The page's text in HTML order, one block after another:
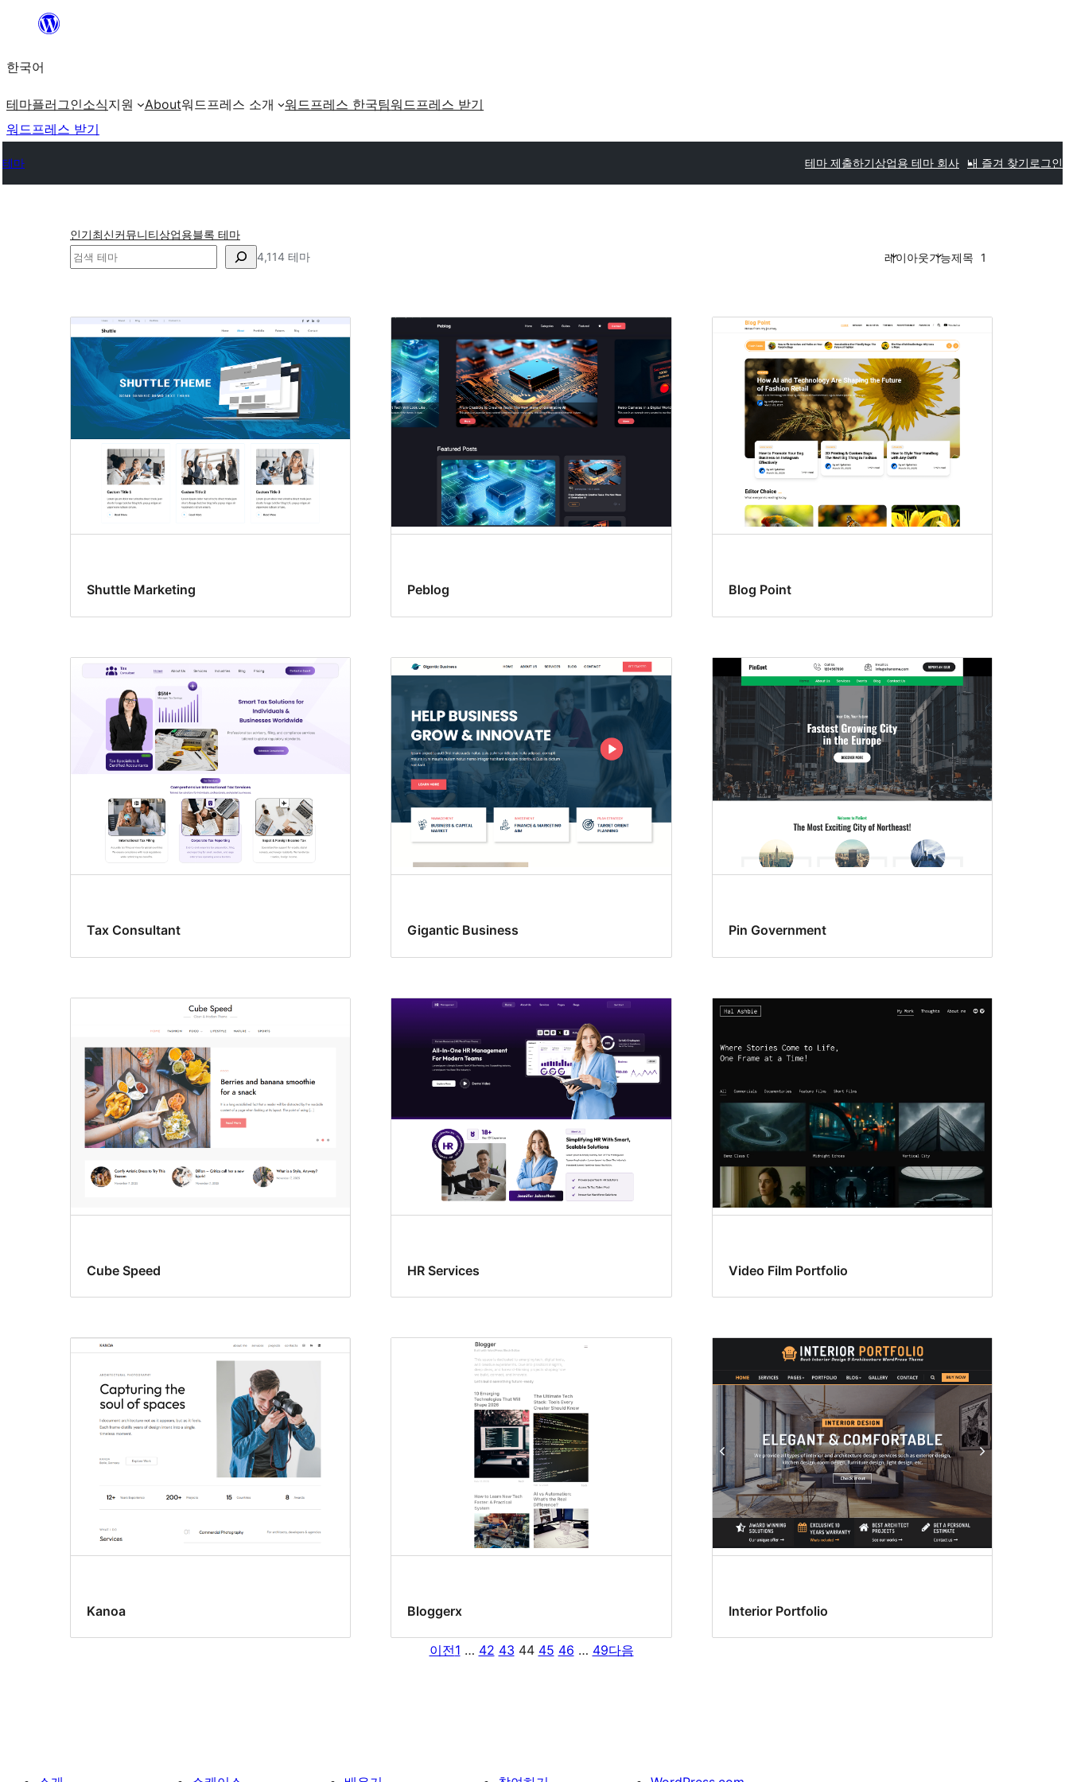
츠
로
로
가
한국어
테마플러그인소식지원 About워드프레스 소개 워드프레스 한국팀워드프레스 받기
워드프레스 받기
테마 테마 제출하기상업용 테마 회사 내 즐겨 찾기 로그인
인기최신커뮤니티상업용블록 테마
검
4,114 테마 레이아웃기능제목 1
트
폴
오
Shuttle Marketing Peblog Blog Point
Tax Consultant Gigantic Business Pin Government
Cube Speed HR Services Video Film Portfolio
Kanoa Bloggerx Interior Portfolio
이전1 … 42 43 44 45 46 … 49다음